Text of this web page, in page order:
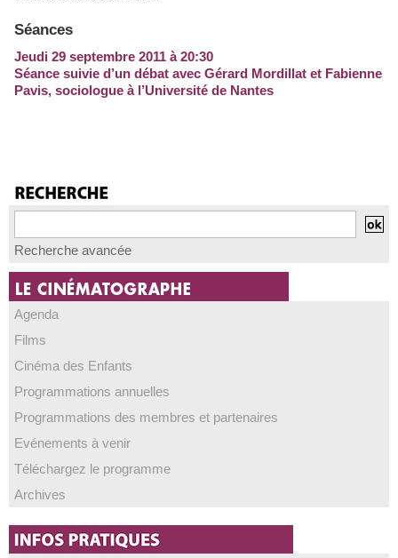
Séances
Jeudi 29 septembre 2011 à 20:30
Séance suivie d’un débat avec Gérard Mordillat et Fabienne
Pavis, sociologue à l’Université de Nantes
Recherche avancée
Agenda
Films
Cinéma des Enfants
Programmations annuelles
Programmations des membres et partenaires
Evénements à venir
Téléchargez le programme
Archives